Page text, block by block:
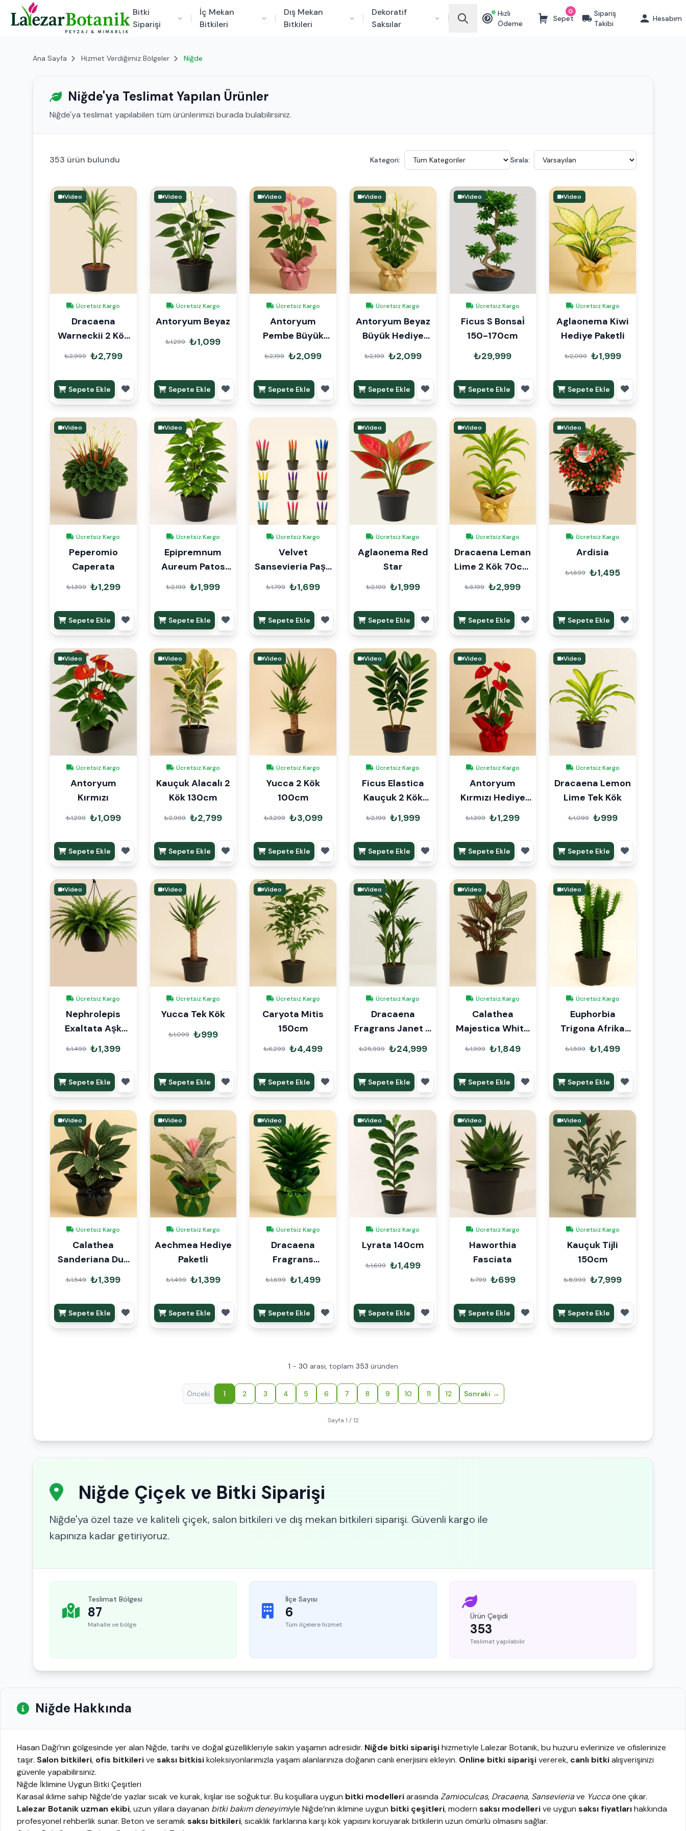
Bitki
Siparişi
İç Mekan
Bitkileri
Dış Mekan
Bitkileri
Dekoratif
Saksılar
₺
Hızlı
Ödeme
Sepet
0
Sipariş
Takibi
Hesabım
Ana Sayfa Hizmet Verdiğimiz Bölgeler Niğde
Niğde'ya Teslimat Yapılan Ürünler
Niğde'ya teslimat yapılabilen tüm ürünlerimizi burada bulabilirsiniz.
353 ürün bulundu Kategori: Sırala:
Video
Ücretsiz Kargo
Dracaena
Warneckii 2 Kök
90cm
₺2,999 ₺2,799
Sepete Ekle
Video
Ücretsiz Kargo
Antoryum Beyaz
₺1,299 ₺1,099
Sepete Ekle
Video
Ücretsiz Kargo
Antoryum
Pembe Büyük
Hediye Paketli
₺2,199 ₺2,099
Sepete Ekle
Video
Ücretsiz Kargo
Antoryum Beyaz
Büyük Hediye
Paketli
₺2,199 ₺2,099
Sepete Ekle
Video
Ücretsiz Kargo
Ficus S Bonsai̇
150-170cm
₺29,999
Sepete Ekle
Video
Ücretsiz Kargo
Aglaonema Kiwi
Hediye Paketli
₺2,099 ₺1,999
Sepete Ekle
Video
Ücretsiz Kargo
Peperomio
Caperata
₺1,399 ₺1,299
Sepete Ekle
Video
Ücretsiz Kargo
Epipremnum
Aureum Patos
90cm
₺2,199 ₺1,999
Sepete Ekle
Ücretsiz Kargo
Velvet
Sansevieria Paşa
Kılıcı
₺1,799 ₺1,699
Sepete Ekle
Video
Ücretsiz Kargo
Aglaonema Red
Star
₺2,199 ₺1,999
Sepete Ekle
Video
Ücretsiz Kargo
Dracaena Leman
Lime 2 Kök 70cm
Hediye Paketli
₺3,199 ₺2,999
Sepete Ekle
Video
Ücretsiz Kargo
Ardisia
₺1,699 ₺1,495
Sepete Ekle
Video
Ücretsiz Kargo
Antoryum
Kırmızı
₺1,299 ₺1,099
Sepete Ekle
Video
Ücretsiz Kargo
Kauçuk Alacalı 2
Kök 130cm
₺2,999 ₺2,799
Sepete Ekle
Video
Ücretsiz Kargo
Yucca 2 Kök
100cm
₺3,299 ₺3,099
Sepete Ekle
Video
Ücretsiz Kargo
Ficus Elastica
Kauçuk 2 Kök
120cm
₺2,199 ₺1,999
Sepete Ekle
Video
Ücretsiz Kargo
Antoryum
Kırmızı Hediye
Paketli
₺1,399 ₺1,299
Sepete Ekle
Video
Ücretsiz Kargo
Dracaena Lemon
Lime Tek Kök
₺1,099 ₺999
Sepete Ekle
Video
Ücretsiz Kargo
Nephrolepis
Exaltata Aşk
Merdiveni Askılı
₺1,499 ₺1,399
Sepete Ekle
Video
Ücretsiz Kargo
Yucca Tek Kök
₺1,099 ₺999
Sepete Ekle
Video
Ücretsiz Kargo
Caryota Mitis
150cm
₺6,299 ₺4,499
Sepete Ekle
Video
Ücretsiz Kargo
Dracaena
Fragrans Janet 6
Kök 200cm
₺25,999 ₺24,999
Sepete Ekle
Video
Ücretsiz Kargo
Calathea
Majestica White
Star Dua Çiçeği
₺1,999 ₺1,849
Sepete Ekle
Video
Ücretsiz Kargo
Euphorbia
Trigona Afrika
Süt Ağacı 60cm
₺1,599 ₺1,499
Sepete Ekle
Video
Ücretsiz Kargo
Calathea
Sanderiana Dua
Çiçeği Hediye
Paketli
₺1,549 ₺1,399
Sepete Ekle
Video
Ücretsiz Kargo
Aechmea Hediye
Paketli
₺1,499 ₺1,399
Sepete Ekle
Video
Ücretsiz Kargo
Dracaena
Fragrans
Compacta Tek
Gövde Hediye
Paketli
₺1,699 ₺1,499
Sepete Ekle
Video
Ücretsiz Kargo
Lyrata 140cm
₺1,699 ₺1,499
Sepete Ekle
Video
Ücretsiz Kargo
Haworthia
Fasciata
₺799 ₺699
Sepete Ekle
Video
Ücretsiz Kargo
Kauçuk Tijli
150cm
₺8,999 ₺7,999
Sepete Ekle
1 - 30 arası, toplam 353 üründen
Önceki 1 2 3 4 5 6 7 8 9 10 11 12 Sonraki
Sayfa 1 / 12
Niğde Çiçek ve Bitki Siparişi
Niğde'ya özel taze ve kaliteli çiçek, salon bitkileri ve dış mekan bitkileri siparişi. Güvenli kargo ile
kapınıza kadar getiriyoruz.
Teslimat Bölgesi
87
Mahalle ve bölge
İlçe Sayısı
6
Tüm ilçelere hizmet
Ürün Çeşidi
353
Teslimat yapılabilir
Niğde Hakkında
Hasan Dağı’nın gölgesinde yer alan Niğde, tarihi ve doğal güzellikleriyle sakin yaşamın adresidir. Niğde bitki siparişihizmetiyle Lalezar Botanik, bu huzuru evlerinize ve ofislerinize
taşır. Salon bitkileri, ofis bitkilerive saksı bitkisikoleksiyonlarımızla yaşam alanlarınıza doğanın canlı enerjisini ekleyin. Online bitki siparişivererek, canlı bitkialışverişinizi
güvenle yapabilirsiniz.
Niğde İklimine Uygun Bitki Çeşitleri
Karasal iklime sahip Niğde’de yazlar sıcak ve kurak, kışlar ise soğuktur. Bu koşullara uygun bitki modelleriarasında Zamioculcas, Dracaena, Sansevieriave Yuccaöne çıkar.
Lalezar Botanik uzman ekibi, uzun yıllara dayanan bitki bakım deneyimiyle Niğde’nin iklimine uygun bitki çeşitleri, modern saksı modellerive uygun saksı fiyatlarıhakkında
profesyonel rehberlik sunar. Beton ve seramik saksı bitkileri, sıcaklık farklarına karşı kök yapısını koruyarak bitkilerin uzun ömürlü olmasını sağlar.